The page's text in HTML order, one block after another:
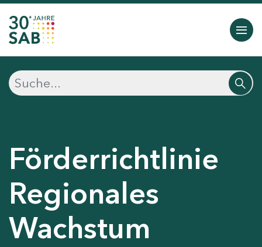
Förderrichtlinie
Regionales
Wachstum